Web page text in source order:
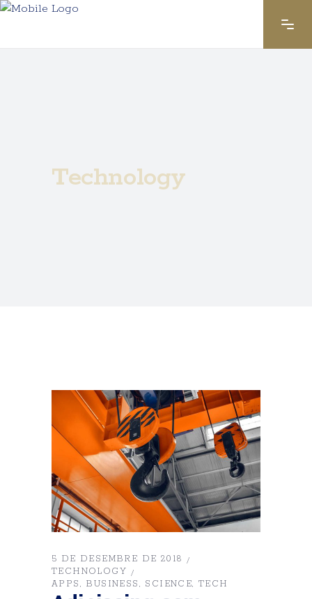
Technology
5 DE DESEMBRE DE 2018
TECHNOLOGY
APPS
BUSINESS SCIENCE TECH